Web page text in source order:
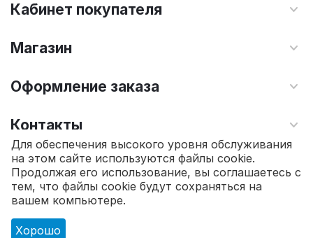
30 250.00 ₽ В корзину
Кабинет покупателя
Магазин
Оформление заказа
Контакты
© 2010 - 2026 Интернет магазин TOPSTO.
Для обеспечения высокого уровня обслуживания
на этом сайте используются файлы cookie.
Продолжая его использование, вы соглашаетесь с
тем, что файлы cookie будут сохраняться на
вашем компьютере.
Хорошо